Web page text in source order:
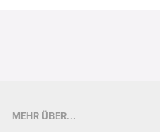
MEHR ÜBER...